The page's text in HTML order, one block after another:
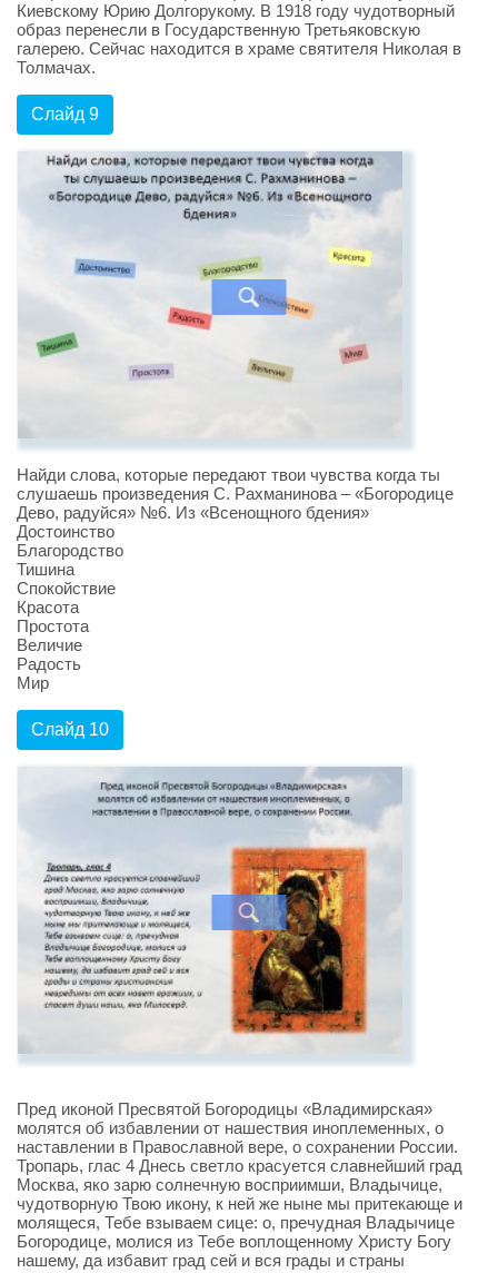
Киевскому Юрию Долгорукому. В 1918 году чудотворный
образ перенесли в Государственную Третьяковскую
галерею. Сейчас находится в храме святителя Николая в
Толмачах.
Слайд 9
Найди слова, которые передают твои чувства когда ты
слушаешь произведения С. Рахманинова – «Богородице
Дево, радуйся» №6. Из «Всенощного бдения»
Достоинство
Благородство
Тишина
Спокойствие
Красота
Простота
Величие
Радость
Мир
Слайд 10
Пред иконой Пресвятой Богородицы «Владимирская»
молятся об избавлении от нашествия иноплеменных, о
наставлении в Православной вере, о сохранении России.
Тропарь, глас 4 Днесь светло красуется славнейший град
Москва, яко зарю солнечную восприимши, Владычице,
чудотворную Твою икону, к ней же ныне мы притекающе и
молящеся, Тебе взываем сице: о, пречудная Владычице
Богородице, молися из Тебе воплощенному Христу Богу
нашему, да избавит град сей и вся грады и страны